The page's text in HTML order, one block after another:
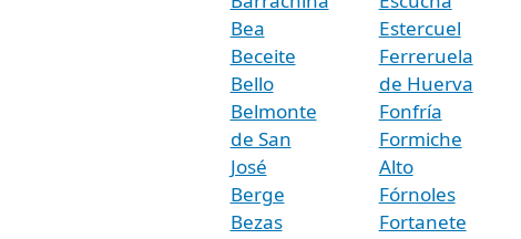
Bea
Beceite
Bello
Belmonte
de San
José
Berge
Bezas
Estercuel
Ferreruela
de Huerva
Fonfría
Formiche
Alto
Fórnoles
Fortanete